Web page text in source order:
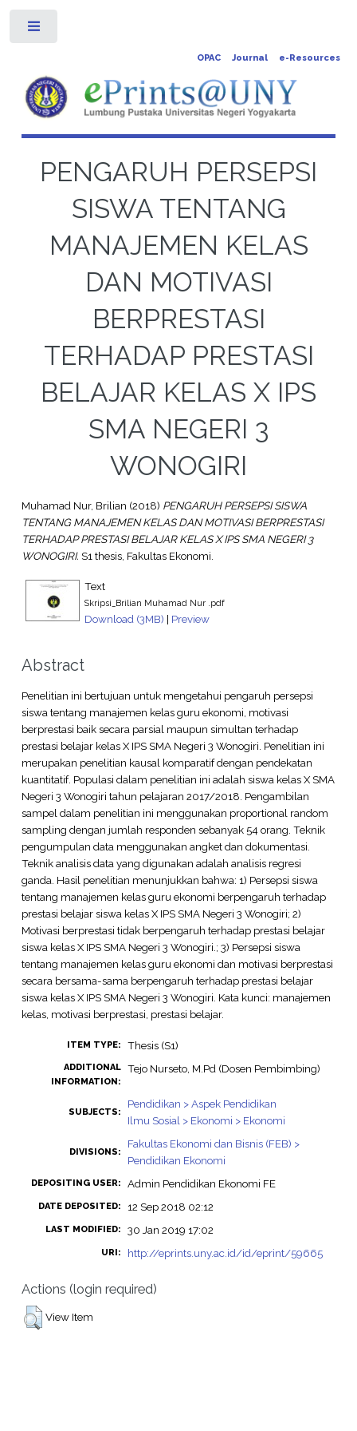
OPAC Journal e-Resources
PENGARUH PERSEPSI
SISWA TENTANG
MANAJEMEN KELAS
DAN MOTIVASI
BERPRESTASI
TERHADAP PRESTASI
BELAJAR KELAS X IPS
SMA NEGERI 3
WONOGIRI
Muhamad Nur, Brilian (2018) PENGARUH PERSEPSI SISWA
TENTANG MANAJEMEN KELAS DAN MOTIVASI BERPRESTASI
TERHADAP PRESTASI BELAJAR KELAS X IPS SMA NEGERI 3
WONOGIRI. S1 thesis, Fakultas Ekonomi.
Text
Skripsi_Brilian Muhamad Nur .pdf
Download (3MB) | Preview
Abstract
Penelitian ini bertujuan untuk mengetahui pengaruh persepsi
siswa tentang manajemen kelas guru ekonomi, motivasi
berprestasi baik secara parsial maupun simultan terhadap
prestasi belajar kelas X IPS SMA Negeri 3 Wonogiri. Penelitian ini
merupakan penelitian kausal komparatif dengan pendekatan
kuantitatif. Populasi dalam penelitian ini adalah siswa kelas X SMA
Negeri 3 Wonogiri tahun pelajaran 2017/2018. Pengambilan
sampel dalam penelitian ini menggunakan proportional random
sampling dengan jumlah responden sebanyak 54 orang. Teknik
pengumpulan data menggunakan angket dan dokumentasi.
Teknik analisis data yang digunakan adalah analisis regresi
ganda. Hasil penelitian menunjukkan bahwa: 1) Persepsi siswa
tentang manajemen kelas guru ekonomi berpengaruh terhadap
prestasi belajar siswa kelas X IPS SMA Negeri 3 Wonogiri; 2)
Motivasi berprestasi tidak berpengaruh terhadap prestasi belajar
siswa kelas X IPS SMA Negeri 3 Wonogiri.; 3) Persepsi siswa
tentang manajemen kelas guru ekonomi dan motivasi berprestasi
secara bersama-sama berpengaruh terhadap prestasi belajar
siswa kelas X IPS SMA Negeri 3 Wonogiri. Kata kunci: manajemen
kelas, motivasi berprestasi, prestasi belajar.
ITEM TYPE: Thesis (S1)
ADDITIONAL
INFORMATION:
Tejo Nurseto, M.Pd (Dosen Pembimbing)
SUBJECTS:
Pendidikan > Aspek Pendidikan
Ilmu Sosial > Ekonomi > Ekonomi
DIVISIONS:
Fakultas Ekonomi dan Bisnis (FEB) >
Pendidikan Ekonomi
DEPOSITING USER: Admin Pendidikan Ekonomi FE
DATE DEPOSITED: 12 Sep 2018 02:12
LAST MODIFIED: 30 Jan 2019 17:02
URI: http://eprints.uny.ac.id/id/eprint/59665
Actions (login required)
View Item